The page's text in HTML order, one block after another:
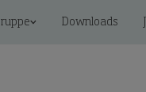
Downloads